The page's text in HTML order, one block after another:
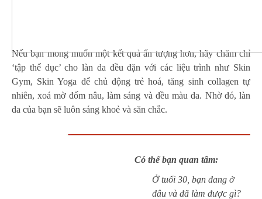
Nếu bạn mong muốn một kết quả ấn tượng hơn, hãy chăm chỉ
‘tập thể dục’ cho làn da đều đặn với các liệu trình như Skin
Gym, Skin Yoga để chủ động trẻ hoá, tăng sinh collagen tự
nhiên, xoá mờ đốm nâu, làm sáng và đều màu da. Nhờ đó, làn
da của bạn sẽ luôn sáng khoẻ và săn chắc.
Có thể bạn quan tâm:
Ở tuổi 30, bạn đang ở
đâu và đã làm được gì?